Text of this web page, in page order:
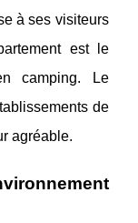
à ses visiteurs
est le
camping. Le
de
agréable.